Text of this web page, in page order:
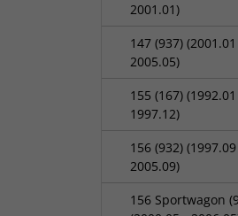
2001.01)
147 (937)
2005.05)
155 (167)
1997.12)
156 (932)
2005.09)
156 Sportwagon